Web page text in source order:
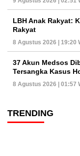
LBH Anak Rakyat:
Rakyat
8 Agustus 2026 | 19:20
37 Akun Medsos
Tersangka Kasus
8 Agustus 2026 | 01:57
TRENDING